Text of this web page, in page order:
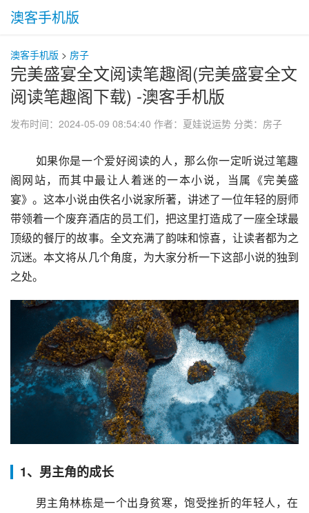
澳客手机版
澳客手机版 > 房子
完美盛宴全文阅读笔趣阁(完美盛宴全文
阅读笔趣阁下载) -澳客手机版
发布时间：2024-05-09 08:54:40 作者：夏娃说运势 分类： 房子
阁网站，而其中最让人着迷的一本小说，当属《完美盛
宴》。这本小说由佚名小说家所著，讲述了一位年轻的厨师
带领着一个废弃酒店的员工们，把这里打造成了一座全球最
顶级的餐厅的故事。全文充满了韵味和惊喜，让读者都为之
沉迷。本文将从几个角度，为大家分析一下这部小说的独到
之处。
1、男主角的成长